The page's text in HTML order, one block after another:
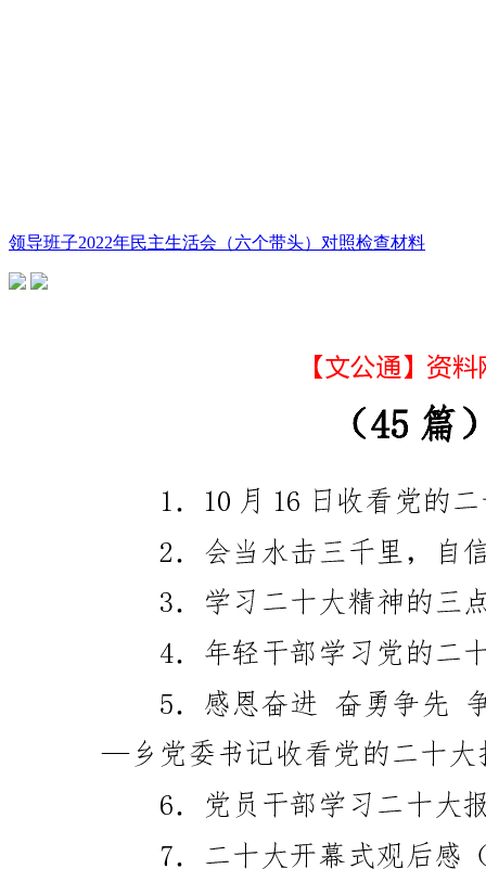
领导班子2022年民主生活会（六个带头）对照检查材料